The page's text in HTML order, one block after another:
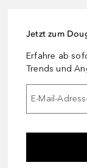
Jetzt zum
Erfahre ab
Trends und
E-Mail-